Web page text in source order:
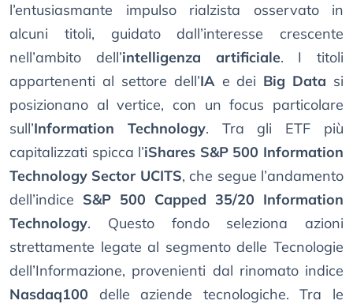
l’entusiasmante impulso rialzista osservato in
alcuni titoli, guidato dall’interesse crescente
nell’ambito dell’intelligenza artificiale. I titoli
appartenenti al settore dell’IAe dei Big Data si
posizionano al vertice, con un focus particolare
sull’Information Technology. Tra gli ETF più
capitalizzati spicca l’iShares S&P 500 Information
Technology Sector UCITS, che segue l’andamento
dell’indice S&P 500 Capped 35/20 Information
Technology. Questo fondo seleziona azioni
strettamente legate al segmento delle Tecnologie
dell’Informazione, provenienti dal rinomato indice
Nasdaq100 delle aziende tecnologiche. Tra le